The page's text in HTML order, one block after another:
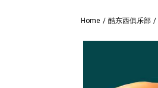
Home / 酷东西俱乐部 /